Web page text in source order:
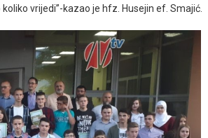
vrijedi”-kazao je hfz. Husejin ef. Smajić.